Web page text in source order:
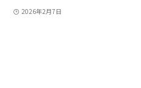
2026年2月7日